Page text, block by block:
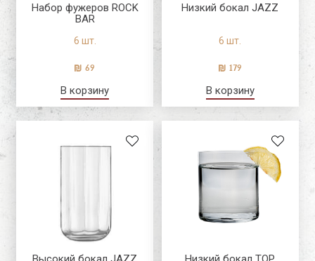
Набор фужеров ROCK
BAR
6 шт.
69
В корзину
Низкий бокал JAZZ
6 шт.
179
В корзину